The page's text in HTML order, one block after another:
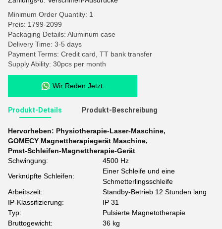
Minimum Order Quantity: 1
Preis: 1799-2099
Packaging Details: Aluminum case
Delivery Time: 3-5 days
Payment Terms: Credit card, TT bank transfer
Supply Ability: 30pcs per month
Wir Reden Jetzt.
Produkt-Details Produkt-Beschreibung
Hervorheben: Physiotherapie-Laser-Maschine,
GOMECY Magnettherapiegerät Maschine,
Pmst-Schleifen-Magnettherapie-Gerät
Schwingung:
4500 Hz
Verknüpfte Schleifen:
Einer Schleife und eine
Schmetterlingsschleife
Arbeitszeit:
Standby-Betrieb 12 Stunden lang
IP-Klassifizierung:
IP 31
Typ:
Pulsierte Magnetotherapie
Bruttogewicht:
36 kg